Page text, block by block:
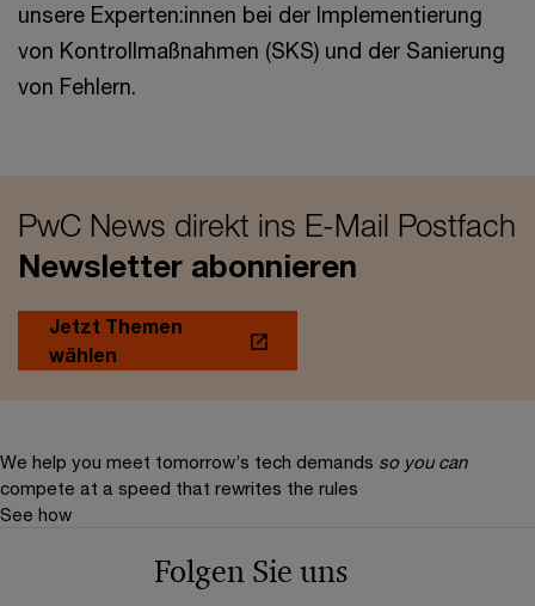
unsere Experten:innen bei der Implementierung
von Kontrollmaßnahmen (SKS) und der Sanierung
von Fehlern.
PwC News direkt ins E-Mail Postfach
Newsletter abonnieren
Jetzt Themen
wählen
We help you meet tomorrow’s tech demands so you can
compete at a speed that rewrites the rules
See how
Folgen Sie uns